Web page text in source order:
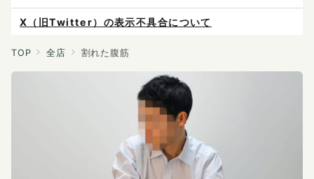
X（旧Twitter）の表示不具合について
ご予約は各店へ直接お問い合わせください。
料金は当日施術前にお支払いください。
感染症防止対策について
TOP 全店 割れた腹筋